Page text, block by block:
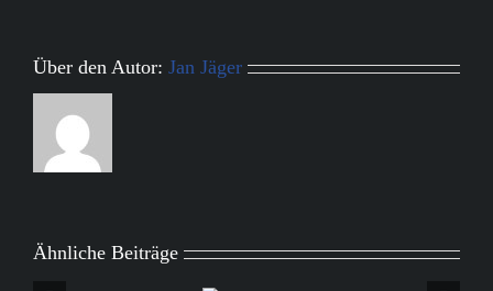
Über den Autor: Jan Jäger
Ähnliche Beiträge